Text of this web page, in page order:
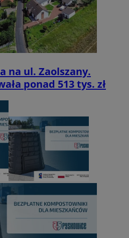
na ul. Zaolszany.
ponad 513 tys. zł